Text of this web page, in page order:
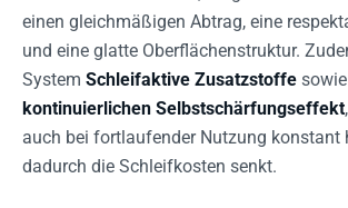
einen gleichmäßigen Abtrag, eine
und eine glatte Oberflächenstruktur.
System Schleifaktive Zusatzstoffe
kontinuierlichen Selbstschärfungseffekt
auch bei fortlaufender Nutzung konstant
dadurch die Schleifkosten senkt.